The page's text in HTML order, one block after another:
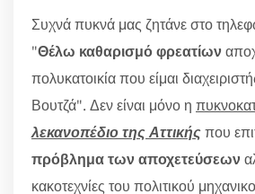
Συχνά πυκνά μας ζητάνε στο
"Θέλω καθαρισμό φρεατίων
πολυκατοικία που είμαι
Βουτζά". Δεν είναι μόνο η
λεκανοπέδιο της Αττικήςπου
πρόβλημα των αποχετεύσεων
κακοτεχνίες του πολιτικού